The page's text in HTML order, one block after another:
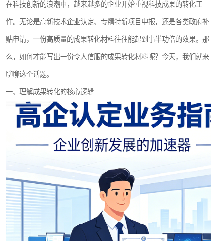
在科技创新的浪潮中，越来越多的企业开始重视科技成果的转化工
作。无论是高新技术企业认定、专精特新项目申报，还是各类政府补
贴申请，一份高质量的成果转化材料往往能起到事半功倍的效果。那
么，如何才能写出一份令人信服的成果转化材料呢？今天，我们就来
聊聊这个话题。
一、理解成果转化的核心逻辑